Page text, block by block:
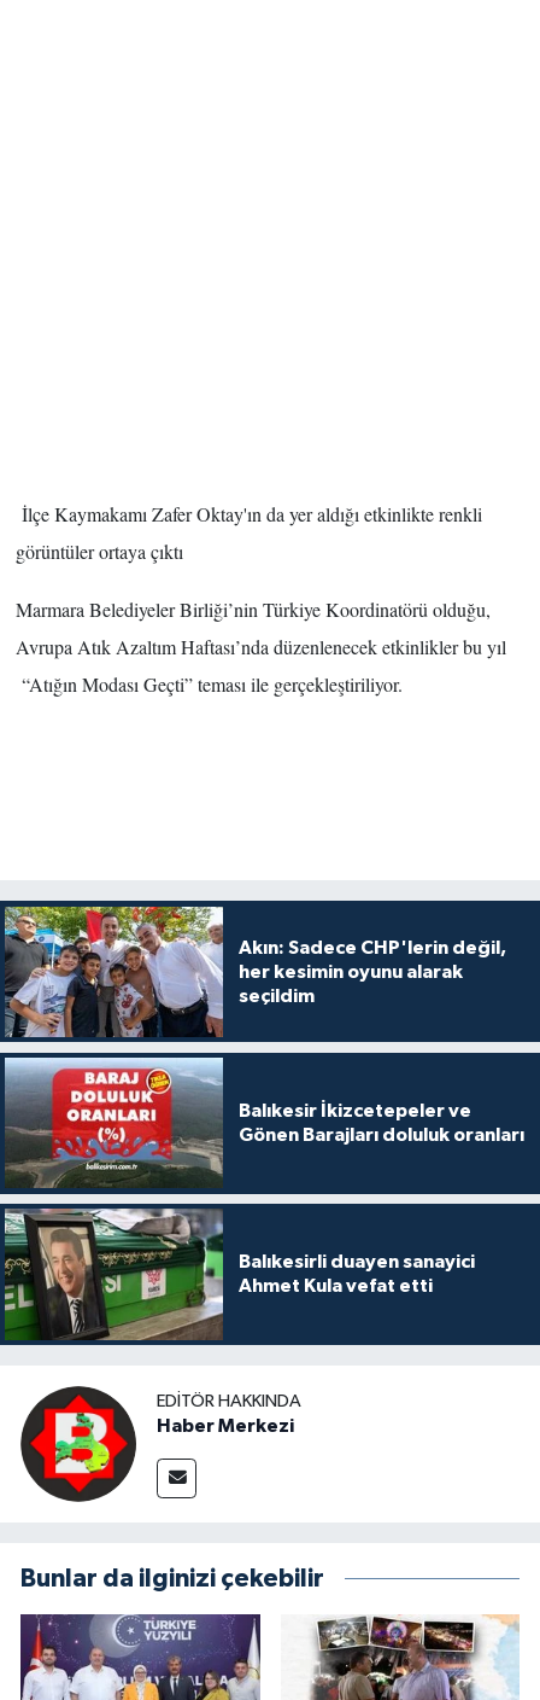
İlçe Kaymakamı Zafer Oktay'ın da yer aldığı etkinlikte renkli
görüntüler ortaya çıktı
Marmara Belediyeler Birliği’nin Türkiye Koordinatörü olduğu,
Avrupa Atık Azaltım Haftası’nda düzenlenecek etkinlikler bu yıl
“Atığın Modası Geçti” teması ile gerçekleştiriliyor.
Akın: Sadece CHP'lerin değil,
her kesimin oyunu alarak
seçildim
Balıkesir İkizcetepeler ve
Gönen Barajları doluluk oranları
Balıkesirli duayen sanayici
Ahmet Kula vefat etti
EDITÖR HAKKINDA
Haber Merkezi
Bunlar da ilginizi çekebilir